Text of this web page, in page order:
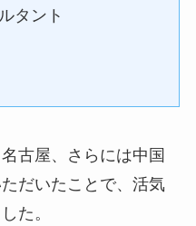
タント
古屋、さらには中国
だいたことで、活気
た。